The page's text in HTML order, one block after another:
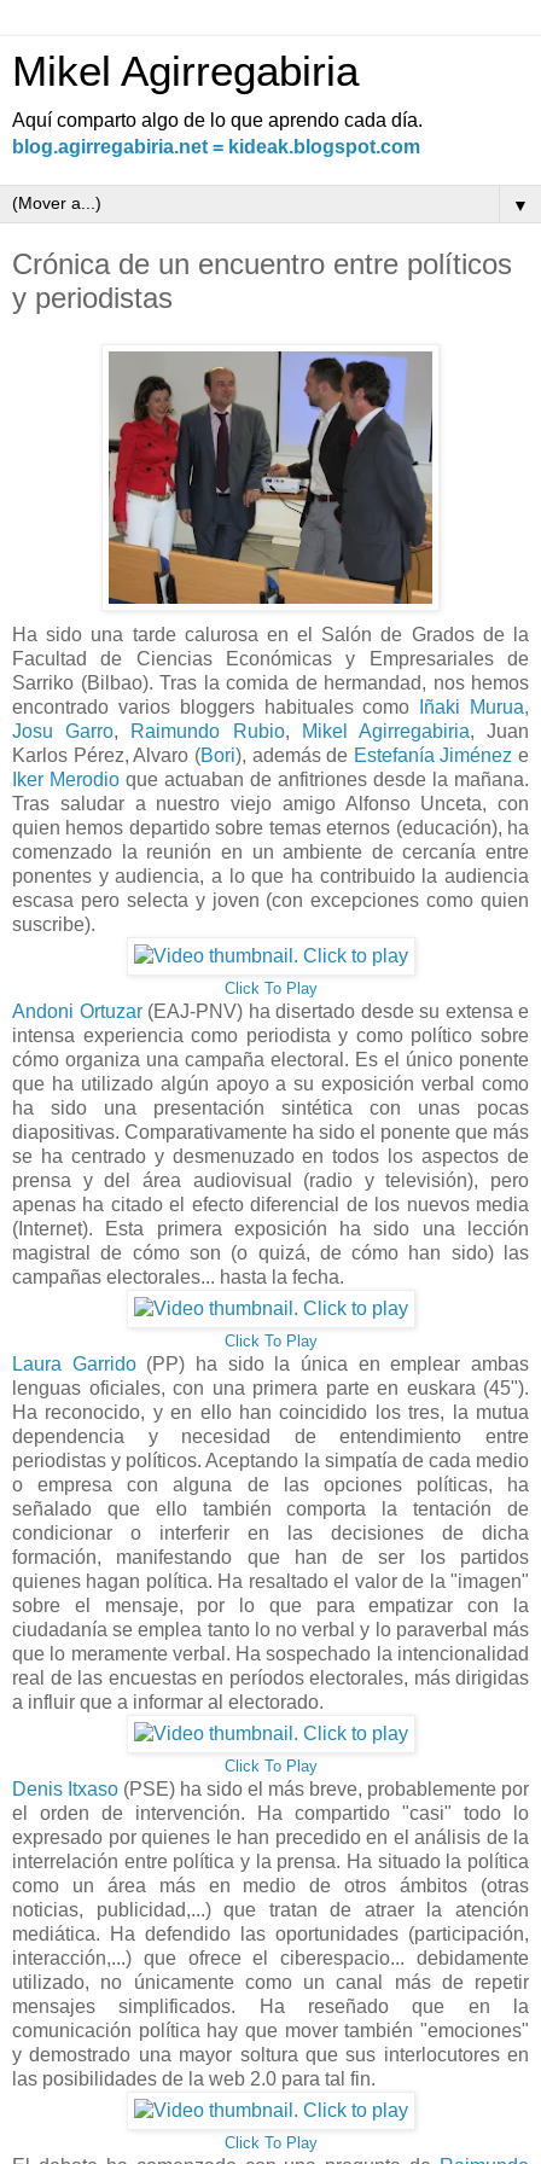
Mikel Agirregabiria
Aquí comparto algo de lo que aprendo cada día.
blog.agirregabiria.net = kideak.blogspot.com
▼
Crónica de un encuentro entre políticos
y periodistas
Ha sido una tarde calurosa en el Salón de Grados de la
Facultad de Ciencias Económicas y Empresariales de
Sarriko (Bilbao). Tras la comida de hermandad, nos hemos
encontrado varios bloggers habituales como
Iñaki Murua,
Josu Garro, Raimundo Rubio, Mikel Agirregabiria, Juan
Karlos Pérez, Alvaro (Bori), además de Estefanía Jiménez e
Iker Merodio que actuaban de anfitriones desde la mañana.
Tras saludar a nuestro viejo amigo Alfonso Unceta, con
quien hemos departido sobre temas eternos (educación), ha
comenzado la reunión en un ambiente de cercanía entre
ponentes y audiencia, a lo que ha contribuido la audiencia
escasa pero selecta y joven (con excepciones como quien
suscribe).
Click To Play
Andoni Ortuzar(EAJ-PNV) ha disertado desde su extensa e
intensa experiencia como periodista y como político sobre
cómo organiza una campaña electoral. Es el único ponente
que ha utilizado algún apoyo a su exposición verbal como
ha sido una presentación sintética con unas pocas
diapositivas. Comparativamente ha sido el ponente que más
se ha centrado y desmenuzado en todos los aspectos de
prensa y del área audiovisual (radio y televisión), pero
apenas ha citado el efecto diferencial de los nuevos media
(Internet). Esta primera exposición ha sido una lección
magistral de cómo son (o quizá, de cómo han sido) las
campañas electorales... hasta la fecha.
Click To Play
Laura Garrido(PP) ha sido la única en emplear ambas
lenguas oficiales, con una primera parte en euskara (45").
Ha reconocido, y en ello han coincidido los tres, la mutua
dependencia y necesidad de entendimiento entre
periodistas y políticos. Aceptando la simpatía de cada medio
o empresa con alguna de las opciones políticas, ha
señalado que ello también comporta la tentación de
condicionar o interferir en las decisiones de dicha
formación, manifestando que han de ser los partidos
quienes hagan política. Ha resaltado el valor de la "imagen"
sobre el mensaje, por lo que para empatizar con la
ciudadanía se emplea tanto lo no verbal y lo paraverbal más
que lo meramente verbal. Ha sospechado la intencionalidad
real de las encuestas en períodos electorales, más dirigidas
a influir que a informar al electorado.
Click To Play
Denis Itxaso (PSE) ha sido el más breve, probablemente por
el orden de intervención. Ha compartido "casi" todo lo
expresado por quienes le han precedido en el análisis de la
interrelación entre política y la prensa. Ha situado la política
como un área más en medio de otros ámbitos (otras
noticias, publicidad,...) que tratan de atraer la atención
mediática. Ha defendido las oportunidades (participación,
interacción,...) que ofrece el ciberespacio... debidamente
utilizado, no únicamente como un canal más de repetir
mensajes simplificados. Ha reseñado que en la
comunicación política hay que mover también "emociones"
y demostrado una mayor soltura que sus interlocutores en
las posibilidades de la web 2.0 para tal fin.
Click To Play